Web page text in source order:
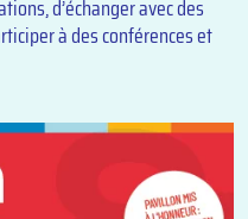
d’échanger avec des
à des conférences et